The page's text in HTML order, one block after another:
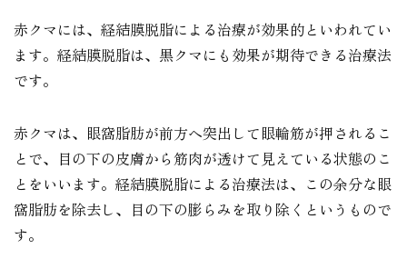
赤クマには、経結膜脱脂による治療が効果的といわれてい
ます。経結膜脱脂は、黒クマにも効果が期待できる治療法
です。
赤クマは、眼窩脂肪が前方へ突出して眼輪筋が押されるこ
とで、目の下の皮膚から筋肉が透けて見えている状態のこ
とをいいます。経結膜脱脂による治療法は、この余分な眼
窩脂肪を除去し、目の下の膨らみを取り除くというもので
す。